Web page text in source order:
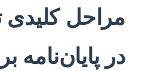
مراحل کلیدی
در پایان‌نامه